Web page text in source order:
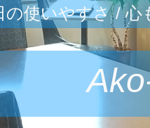
の使いやすさ /